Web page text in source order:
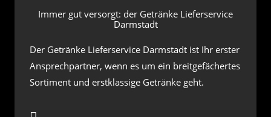
Immer gut versorgt: der Getränke Lieferservice
Darmstadt
Der Getränke Lieferservice Darmstadt ist Ihr erster
Ansprechpartner, wenn es um ein breitgefächertes
Sortiment und erstklassige Getränke geht.